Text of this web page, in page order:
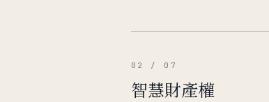
02 / 07
智慧財產權